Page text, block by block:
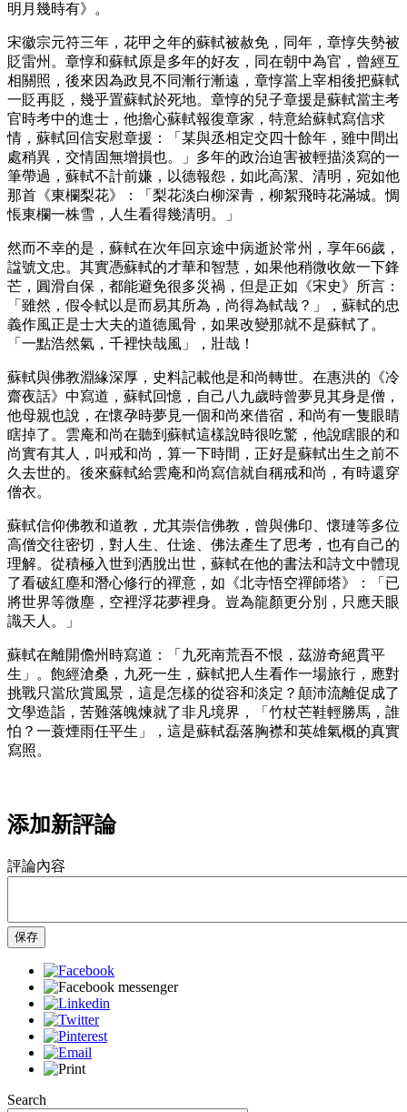
明月幾時有》。
宋徽宗元符三年，花甲之年的蘇軾被赦免，同年，章惇失勢被
貶雷州。章惇和蘇軾原是多年的好友，同在朝中為官，曾經互
相關照，後來因為政見不同漸行漸遠，章惇當上宰相後把蘇軾
一貶再貶，幾乎置蘇軾於死地。章惇的兒子章援是蘇軾當主考
官時考中的進士，他擔心蘇軾報復章家，特意給蘇軾寫信求
情，蘇軾回信安慰章援：「某與丞相定交四十餘年，雖中間出
處稍異，交情固無增損也。」多年的政治迫害被輕描淡寫的一
筆帶過，蘇軾不計前嫌，以德報怨，如此高潔、清明，宛如他
那首《東欄梨花》：「梨花淡白柳深青，柳絮飛時花滿城。惆
悵東欄一株雪，人生看得幾清明。」
然而不幸的是，蘇軾在次年回京途中病逝於常州，享年66歲，
諡號文忠。其實憑蘇軾的才華和智慧，如果他稍微收斂一下鋒
芒，圓滑自保，都能避免很多災禍，但是正如《宋史》所言：
「雖然，假令軾以是而易其所為，尚得為軾哉？」，蘇軾的忠
義作風正是士大夫的道德風骨，如果改變那就不是蘇軾了。
「一點浩然氣，千裡快哉風」，壯哉！
蘇軾與佛教淵緣深厚，史料記載他是和尚轉世。在惠洪的《冷
齋夜話》中寫道，蘇軾回憶，自己八九歲時曾夢見其身是僧，
他母親也說，在懷孕時夢見一個和尚來借宿，和尚有一隻眼睛
瞎掉了。雲庵和尚在聽到蘇軾這樣說時很吃驚，他說瞎眼的和
尚實有其人，叫戒和尚，算一下時間，正好是蘇軾出生之前不
久去世的。後來蘇軾給雲庵和尚寫信就自稱戒和尚，有時還穿
僧衣。
蘇軾信仰佛教和道教，尤其崇信佛教，曾與佛印、懷璉等多位
高僧交往密切，對人生、仕途、佛法產生了思考，也有自己的
理解。從積極入世到洒脫出世，蘇軾在他的書法和詩文中體現
了看破紅塵和潛心修行的禪意，如《北寺悟空禪師塔》：「已
將世界等微塵，空裡浮花夢裡身。豈為龍顏更分別，只應天眼
識天人。」
蘇軾在離開儋州時寫道：「九死南荒吾不恨，茲游奇絕貫平
生」。飽經滄桑，九死一生，蘇軾把人生看作一場旅行，應對
挑戰只當欣賞風景，這是怎樣的從容和淡定？顛沛流離促成了
文學造詣，苦難落魄煉就了非凡境界，「竹杖芒鞋輕勝馬，誰
怕？一蓑煙雨任平生」，這是蘇軾磊落胸襟和英雄氣概的真實
寫照。
添加新評論
評論內容
保存
Search